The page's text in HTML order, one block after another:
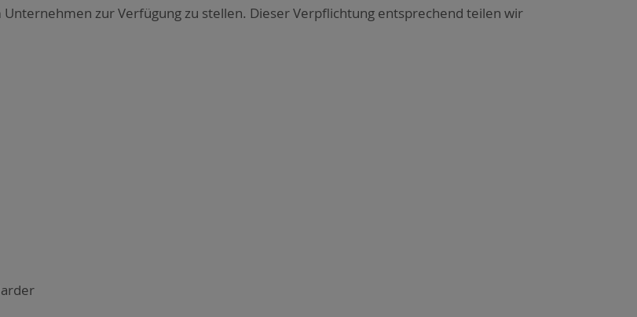
zur Ver­fü­gung zu stel­len. Die­ser Ver­pflich­tung ent­spre­chend tei­len wir